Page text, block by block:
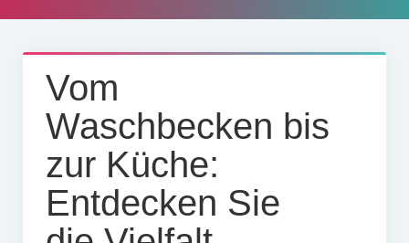
Vom
Waschbecken bis
zur Küche:
Entdecken Sie